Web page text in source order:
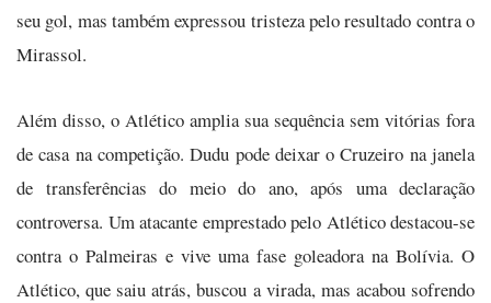
seu gol, mas também expressou tristeza pelo resultado contra o
Mirassol.
Além disso, o Atlético amplia sua sequência sem vitórias fora
de casa na competição. Dudu pode deixar o Cruzeiro na janela
de transferências do meio do ano, após uma declaração
controversa. Um atacante emprestado pelo Atlético destacou-se
contra o Palmeiras e vive uma fase goleadora na Bolívia. O
Atlético, que saiu atrás, buscou a virada, mas acabou sofrendo